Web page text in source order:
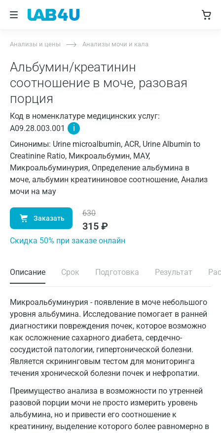
Анализы и цены Анализы мочи и кала
Альбумин/креатинин
соотношение в моче, разовая
порция
Код в номенклатуре медицинских услуг:
A09.28.003.001
i
Синонимы: Urine microalbumin, ACR, Urine Albumin to
Creatinine Ratio, Микроальбумин, МАУ,
Микроальбуминурия, Определение альбумина в
моче, альбумин креатининовое соотношение, Анализ
мочи на мау
Заказать
630
315 ₽
Cкидка 50% при заказе онлайн
Описание Срок Подготовка Результат
Микроальбуминурия - появление в моче небольшого
уровня альбумина. Исследование помогает в ранней
диагностики повреждения почек, которое возможно
как осложнение сахарного диабета, сердечно-
сосудистой патологии, гипертонической болезни.
Является скрининговым тестом для мониторинга
течения хронической болезни почек и нефропатии.
Преимущество анализа в возможности по утренней
разовой порции мочи не просто измерить уровень
альбумина, но и привести его соотношение к
креатинину, выделение которого более равномерно в